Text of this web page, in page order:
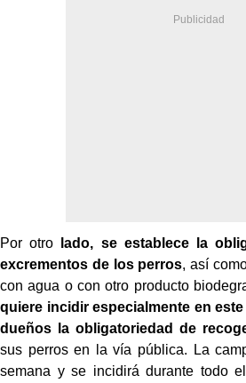
Por otro
lado, se establece la
excrementos de los perros, así
con agua o con otro producto
quiere incidir especialmente en
dueños la obligatoriedad de
sus perros en la vía pública. La
semana y se incidirá durante todo